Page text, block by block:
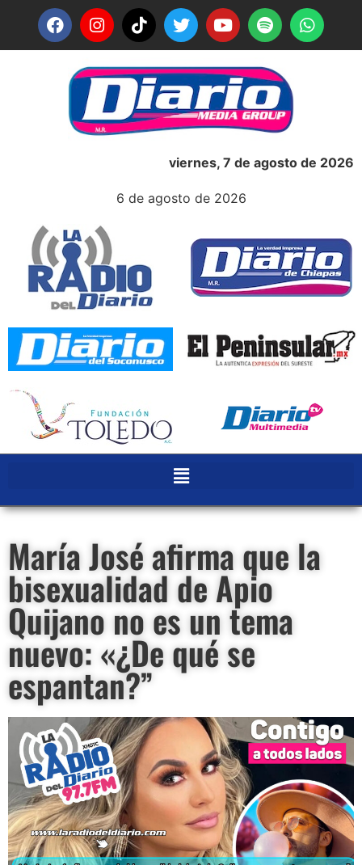
viernes, 7 de agosto de 2026
6 de agosto de 2026
María José afirma que la
bisexualidad de Apio
Quijano no es un tema
nuevo: «¿De qué se
espantan?”